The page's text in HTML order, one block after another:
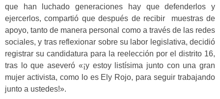
que han luchado generaciones hay que defenderlos y
ejercerlos, compartió que después de recibir muestras de
apoyo, tanto de manera personal como a través de las redes
sociales, y tras reflexionar sobre su labor legislativa, decidió
registrar su candidatura para la reelección por el distrito 16,
tras lo que aseveró «¡y estoy listísima junto con una gran
mujer activista, como lo es Ely Rojo, para seguir trabajando
junto a ustedes!».